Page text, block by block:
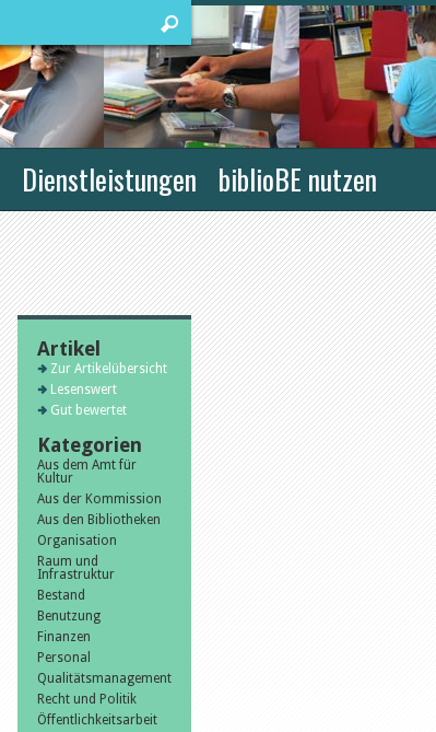
Dienstleistungen biblioBE nutzen
Artikel
Zur Artikelübersicht
Lesenswert
Gut bewertet
Kategorien
Aus dem Amt für
Kultur
Aus der Kommission
Aus den Bibliotheken
Organisation
Raum und
Infrastruktur
Bestand
Benutzung
Finanzen
Personal
Qualitätsmanagement
Recht und Politik
Öffentlichkeitsarbeit